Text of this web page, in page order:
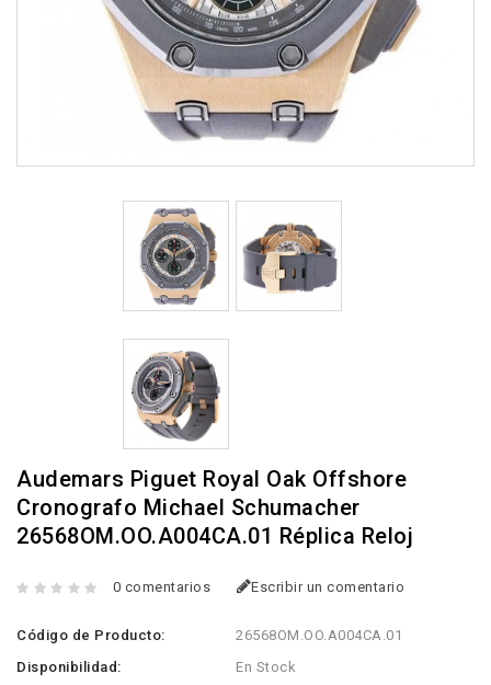
Audemars Piguet Royal Oak Offshore
Cronografo Michael Schumacher
26568OM.OO.A004CA.01 Réplica Reloj
0 comentarios Escribir un comentario
Código de Producto:
26568OM.OO.A004CA.01
Disponibilidad:
En Stock